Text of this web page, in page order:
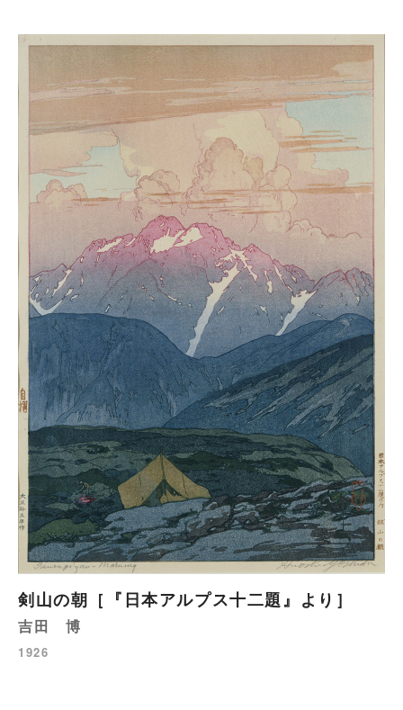
剣山の朝［『日本アルプス十二題』より］
吉田 博
1926